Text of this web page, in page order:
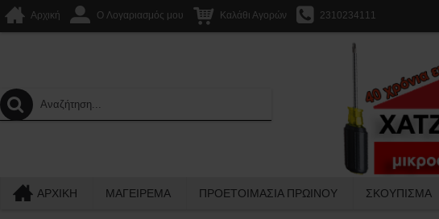
Αρχική O Λογαριασμός μου Καλάθι Αγορών 2310234111
ΑΡΧΙΚΉ ΜΑΓΕΙΡΕΜΑ ΠΡΟΕΤΟΙΜΑΣΙΑ ΠΡΩΙΝΟΥ ΣΚΟΥΠΙΣΜΑ